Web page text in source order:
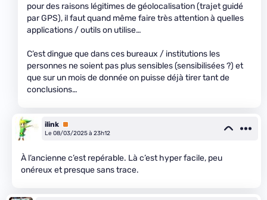
pour des raisons légitimes de géolocalisation (trajet guidé
par GPS), il faut quand même faire très attention à quelles
applications / outils on utilise…
C’est dingue que dans ces bureaux / institutions les
personnes ne soient pas plus sensibles (sensibilisées ?) et
que sur un mois de donnée on puisse déjà tirer tant de
conclusions…
ilink Premium
Le 08/03/2025 à 23h12
À l’ancienne c’est repérable. Là c’est hyper facile, peu
onéreux et presque sans trace.